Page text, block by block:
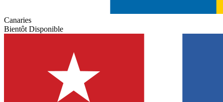
Canaries
Bientôt Disponible